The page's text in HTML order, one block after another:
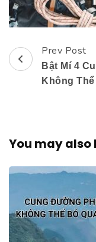
Post
Navigation
Prev Post
Bật Mí 4
Không
You may also